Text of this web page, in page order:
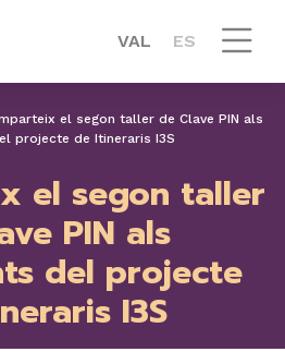
VAL ES
el segon taller de Clave PIN als
projecte de Itineraris I3S
el segon taller
PIN als
del projecte
I3S